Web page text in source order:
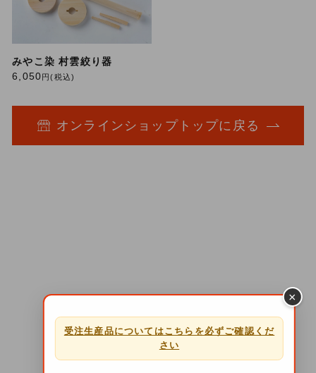
×
受注生産品についてはこちらを必ずご確認くだ
さい
みやこ染 村雲絞り器
6,050 円(税込)
オンラインショップトップに戻る